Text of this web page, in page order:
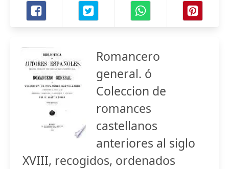
Romancero
general. ó
Coleccion de
romances
castellanos
anteriores al siglo
XVIII, recogidos, ordenados